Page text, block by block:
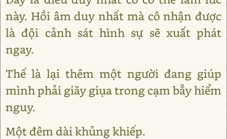
này. Hồi âm duy nhất mà cô nhận được
là đội cảnh sát hình sự sẽ xuất phát
ngay.
Thế là lại thêm một người đang giúp
mình phải giãy giụa trong cạm bẫy hiểm
nguy.
Một đêm dài khủng khiếp.